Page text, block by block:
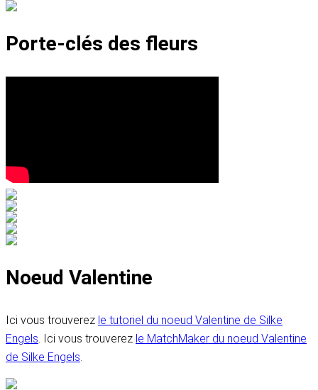
Porte-clés des fleurs
Noeud Valentine
Ici vous trouverez le tutoriel du noeud Valentine de Silke
Engels . Ici vous trouverez le MatchMaker du noeud Valentine
de Silke Engels